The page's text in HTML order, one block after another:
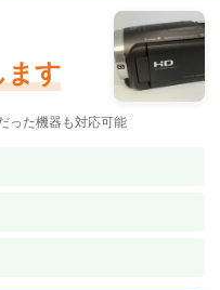
ます
った機器も対応可能